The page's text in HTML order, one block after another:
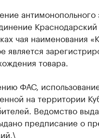
Краснодарский
чая наименования
является
товара.
ФАС,
на территории
Ведомство
предписание о